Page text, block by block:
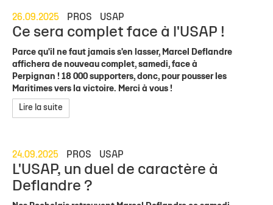
26.09.2025 PROS USAP
Ce sera complet face à l'USAP !
Parce qu'il ne faut jamais s'en lasser, Marcel Deflandre
affichera de nouveau complet, samedi, face à
Perpignan ! 18 000 supporters, donc, pour pousser les
Maritimes vers la victoire. Merci à vous !
Lire la suite
24.09.2025 PROS USAP
L'USAP, un duel de caractère à
Deflandre ?